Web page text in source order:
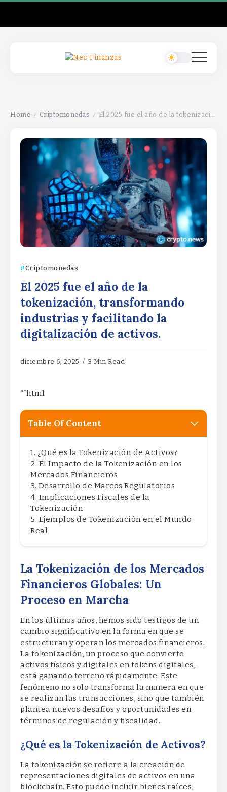
Home / Criptomonedas / El 2025 fue el año de la tokenización, transformando industrias y facilitando la digitalización de activos.
Criptomonedas
El 2025 fue el año de la
tokenización, transformando
industrias y facilitando la
digitalización de activos.
diciembre 6, 2025 3 Min Read
“`html
Table Of Content
¿Qué es la Tokenización de Activos?
El Impacto de la Tokenización en los
Mercados Financieros
Desarrollo de Marcos Regulatorios
Implicaciones Fiscales de la
Tokenización
Ejemplos de Tokenización en el Mundo
Real
La Tokenización de los Mercados
Financieros Globales: Un
Proceso en Marcha
En los últimos años, hemos sido testigos de un
cambio significativo en la forma en que se
estructuran y operan los mercados financieros.
La tokenización, un proceso que convierte
activos físicos y digitales en tokens digitales,
está ganando terreno rápidamente. Este
fenómeno no solo transforma la manera en que
se realizan las transacciones, sino que también
plantea nuevos desafíos y oportunidades en
términos de regulación y fiscalidad.
¿Qué es la Tokenización de Activos?
La tokenización se refiere a la creación de
representaciones digitales de activos en una
blockchain. Esto puede incluir bienes raíces,